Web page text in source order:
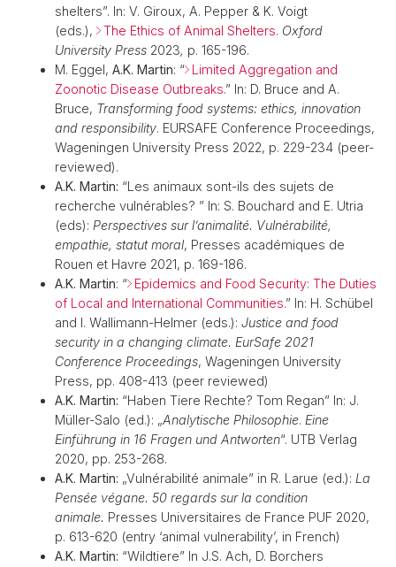
shelters”. In: V. Giroux, A. Pepper & K. Voigt
(eds.),
The Ethics of Animal Shelters. Oxford
University Press 2023, p. 165-196.
M. Eggel, A.K. Martin: “ Limited Aggregation and
Zoonotic Disease Outbreaks.” In: D. Bruce and A.
Bruce, Transforming food systems: ethics, innovation
and responsibility. EURSAFE Conference Proceedings,
Wageningen University Press 2022, p. 229-234 (peer-
reviewed).
A.K. Martin: “Les animaux sont-ils des sujets de
recherche vulnérables? ” In: S. Bouchard and E. Utria
(eds): Perspectives sur l’animalité. Vulnérabilité,
empathie, statut moral, Presses académiques de
Rouen et Havre 2021, p. 169-186.
A.K. Martin: “ Epidemics and Food Security: The Duties
of Local and International Communities.” In: H. Schübel
and I. Wallimann-Helmer (eds.): Justice and food
security in a changing climate. EurSafe 2021
Conference Proceedings, Wageningen University
Press, pp. 408-413 (peer reviewed)
A.K. Martin: “Haben Tiere Rechte? Tom Regan” In: J.
Müller-Salo (ed.): „Analytische Philosophie. Eine
Einführung in 16 Fragen und Antworten“. UTB Verlag
2020, pp. 253-268.
A.K. Martin: „Vulnérabilité animale” in R. Larue (ed.): La
Pensée végane. 50 regards sur la condition
animale. Presses Universitaires de France PUF 2020,
p. 613-620 (entry ‘animal vulnerability’, in French)
A.K. Martin: “Wildtiere” In J.S. Ach, D. Borchers